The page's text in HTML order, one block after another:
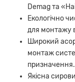
Demag та
Екологічно
для монтажу
Широкий
монтаж
призначення.
Якісна